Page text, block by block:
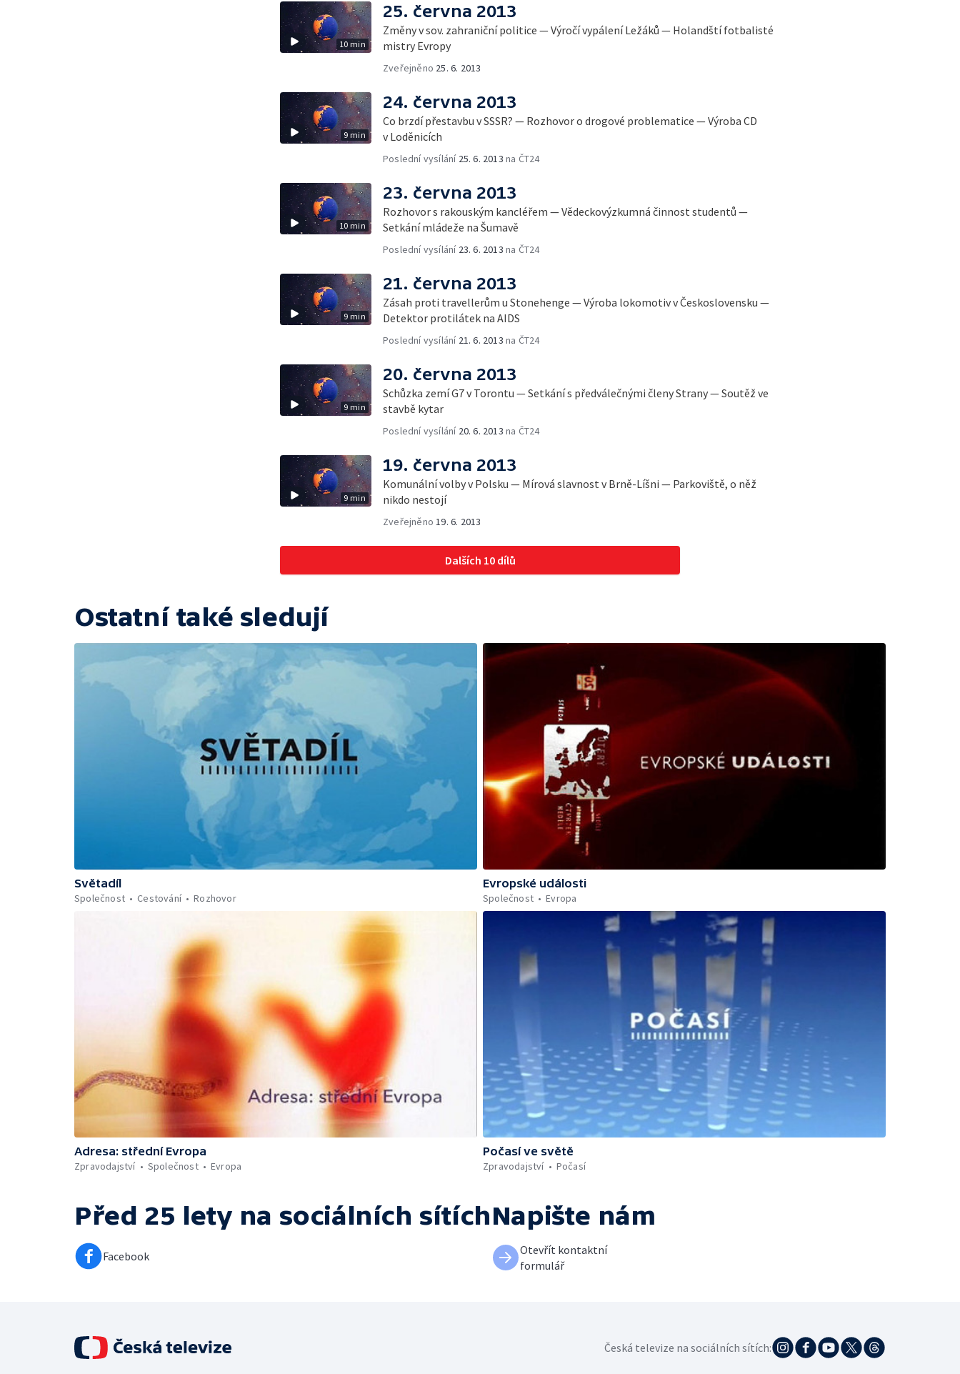
10 min
25. června 2013
Změny v sov. zahraniční politice — Výročí vypálení Ležáků — Holandští fotbalisté
mistry Evropy
Zveřejněno 25. 6. 2013
9 min
24. června 2013
Co brzdí přestavbu v SSSR? — Rozhovor o drogové problematice — Výroba CD
v Loděnicích
Poslední vysílání 25. 6. 2013 na ČT24
10 min
23. června 2013
Rozhovor s rakouským kancléřem — Vědeckovýzkumná činnost studentů —
Setkání mládeže na Šumavě
Poslední vysílání 23. 6. 2013 na ČT24
9 min
21. června 2013
Zásah proti travellerům u Stonehenge — Výroba lokomotiv v Československu —
Detektor protilátek na AIDS
Poslední vysílání 21. 6. 2013 na ČT24
9 min
20. června 2013
Schůzka zemí G7 v Torontu — Setkání s předválečnými členy Strany — Soutěž ve
stavbě kytar
Poslední vysílání 20. 6. 2013 na ČT24
9 min
19. června 2013
Komunální volby v Polsku — Mírová slavnost v Brně-Líšni — Parkoviště, o něž
nikdo nestojí
Zveřejněno 19. 6. 2013
Dalších 10 dílů
Ostatní také sledují
Světadíl
Společnost
Cestování Rozhovor
Evropské události
Společnost
Evropa
Adresa: střední Evropa
Zpravodajství
Společnost Evropa
Počasí ve světě
Zpravodajství
Počasí
Před 25 lety na sociálních sítích
Facebook
Napište nám
Otevřít kontaktní
formulář
Česká televize na sociálních sítích: